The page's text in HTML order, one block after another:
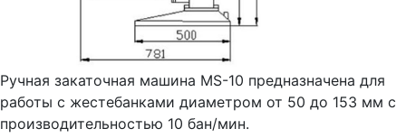
Ручная закаточная машина MS-10 предназначена для
работы с жестебанками диаметром от 50 до 153 мм с
производительностью 10 бан/мин.